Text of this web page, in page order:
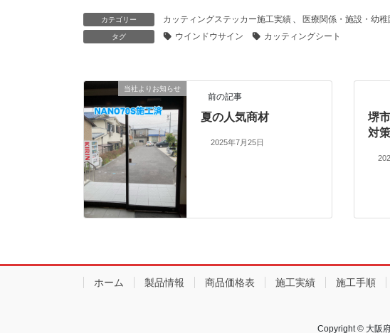
カテゴリー カッティングステッカー施工実績 、 医療関係・施設・幼稚
タグ ウインドウサイン カッティングシート
当社よりお知らせ
前の記事
夏の人気商材
2025年7月25日
堺
対
ホーム 製品情報 商品価格表 施工実績 施工手順
Copyright © 大阪